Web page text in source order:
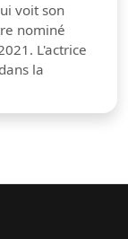
voit son
nominé
L'actrice
la